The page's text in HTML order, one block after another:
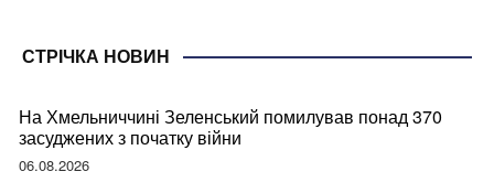
СТРІЧКА НОВИН
На Хмельниччині Зеленський помилував понад 370
засуджених з початку війни
06.08.2026